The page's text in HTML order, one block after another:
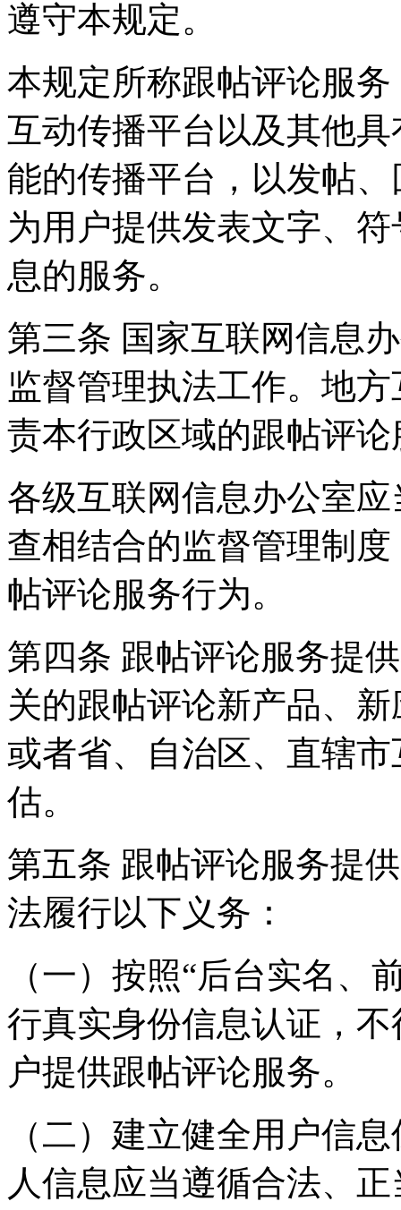
遵守本规定。
本规定所称跟帖评论服
互动传播平台以及其他
能的传播平台，以发帖
为用户提供发表文字、
息的服务。
第三条 国家互联网信息
监督管理执法工作。地
责本行政区域的跟帖评
各级互联网信息办公室
查相结合的监督管理制
帖评论服务行为。
第四条 跟帖评论服务提
关的跟帖评论新产品、
或者省、自治区、直辖
估。
第五条 跟帖评论服务提
法履行以下义务：
（一）按照“后台实名、
行真实身份信息认证，
户提供跟帖评论服务。
（二）建立健全用户信
人信息应当遵循合法、